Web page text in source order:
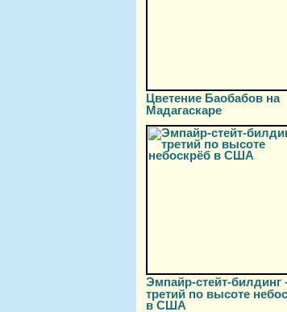
Цветение Баобабов на
Мадагаскаре
Эмпайр-стейт-билдинг
третий по высоте
в США